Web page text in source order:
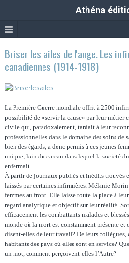
Athéna
Briser les ailes de l'ange. Les
canadiennes (1914-1918)
La Première Guerre mondiale offrit à 2500
possibilité de «servir la cause» par leur métier
civile qui, paradoxalement, tardait à leur
professionnelles dans le domaine des soins de
bien des égards, a donc permis à ces jeunes
unique, loin du carcan dans lequel la société
enfermait.
À partir de journaux publiés et inédits trouvés
laissés par certaines infirmières, Mélanie
femmes au front. Elle laisse toute la place à
regard analytique et objectif sur leur réalité.
efficacement les combattants malades et
monde où la mort est constamment présente et
disent-elles de leur travail? De leurs collègues,
habitants des pays où elles sont en service?
un mot, comment perçoivent-elles l’Autre?